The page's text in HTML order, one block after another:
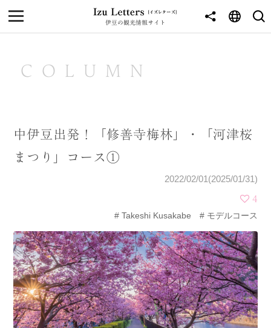
伊豆の観光情報サイト
MENU
NEWS
東伊豆
中伊豆
CATEGORY
海 岬
COLUMN
中伊豆出発！「修善寺梅林」・「河津桜
まつり」コース①
2022/02/01(2025/01/31)
4
Takeshi Kusakabe
モデルコース